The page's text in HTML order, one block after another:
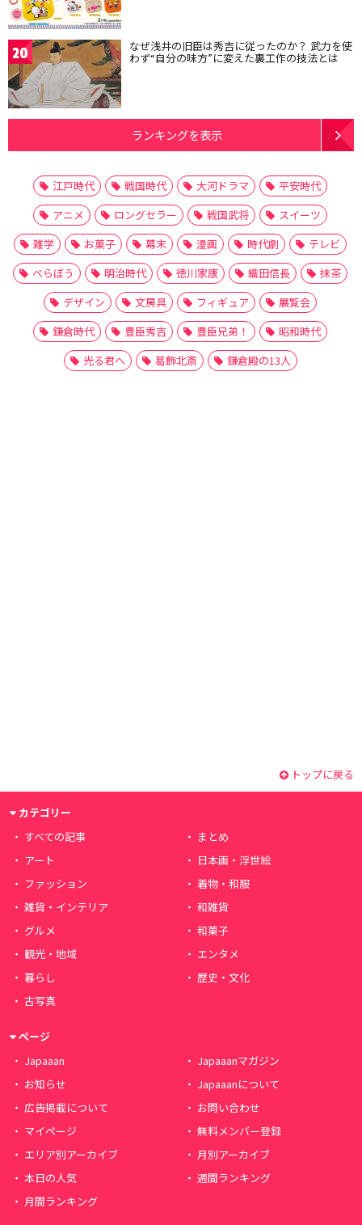
20 なぜ浅井の旧臣は秀吉に従ったのか？ 武力を使
わず“自分の味方”に変えた裏工作の技法とは
ランキングを表示
江戸時代 戦国時代 大河ドラマ
平安時代
アニメ
ロングセラー 戦国武将
スイーツ
雑学
お菓子 幕末 漫画 時代劇
テレビ
べらぼう
明治時代 徳川家康 織田信長
抹茶
デザイン
文房具 フィギュア
展覧会
鎌倉時代
豊臣秀吉 豊臣兄弟！
昭和時代
光る君へ
葛飾北斎 鎌倉殿の13人
トップに戻る
カテゴリー
すべての記事
まとめ
アート
日本画・浮世絵
ファッション
着物・和服
雑貨・インテリア
和雑貨
グルメ
和菓子
観光・地域
エンタメ
暮らし
歴史・文化
古写真
ページ
Japaaan
Japaaanマガジン
お知らせ
Japaaanについて
広告掲載について
お問い合わせ
マイページ
無料メンバー登録
エリア別アーカイブ
月別アーカイブ
本日の人気
週間ランキング
月間ランキング